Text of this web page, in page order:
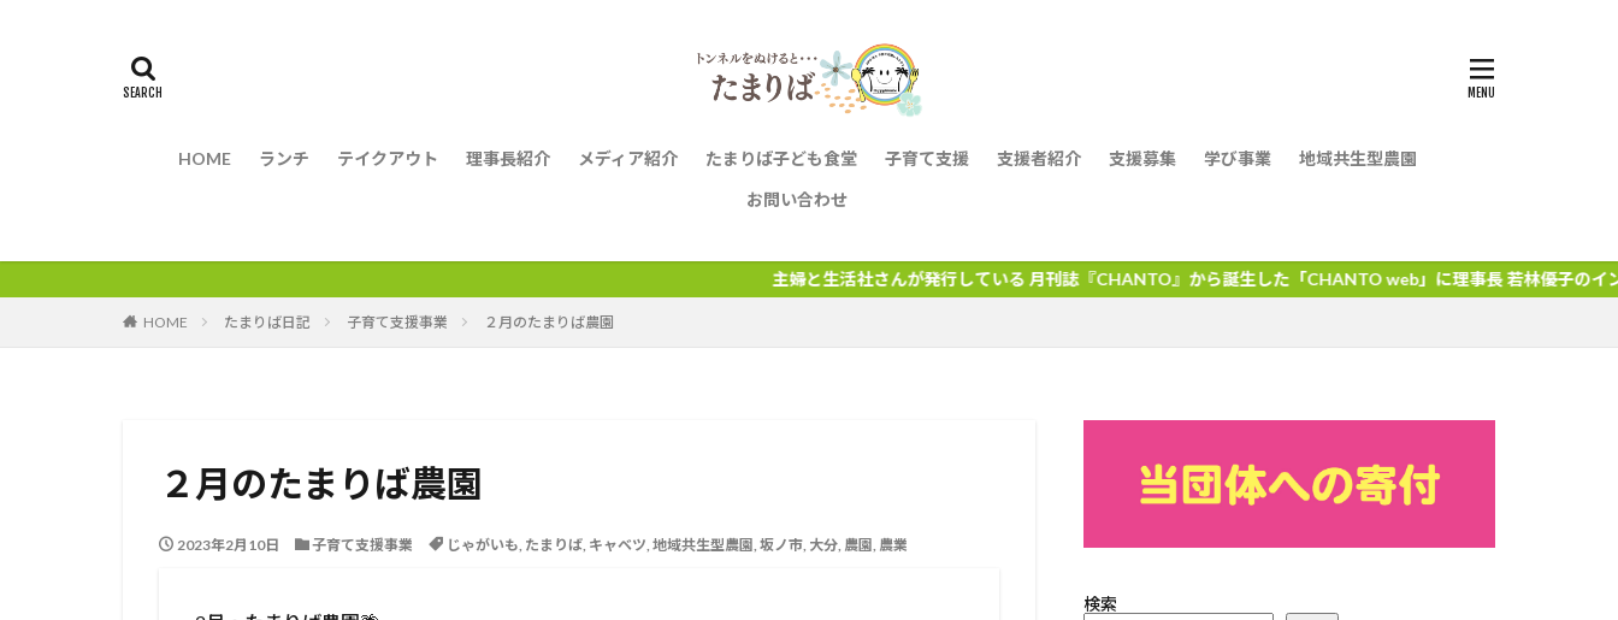
HOME ランチ テイクアウト 理事長紹介 メディア紹介 たまりば子ども食堂 子育て支援 支援者紹介 支援募集 学び事業
地域共生型農園
お問い合わせ
主婦と生活社さんが発行している 月刊誌『CHANTO』から誕生した「CHANTO web」に理事長 若林優子のインタビュー記事が掲載
HOME たまりば日記 子育て支援事業 ２月のたまりば農園
２月のたまりば農園
2023年2月10日 子育て支援事業 じゃがいも, たまりば, キャベツ, 地域共生型農園, 坂ノ市, 大分, 農園, 農業
検索